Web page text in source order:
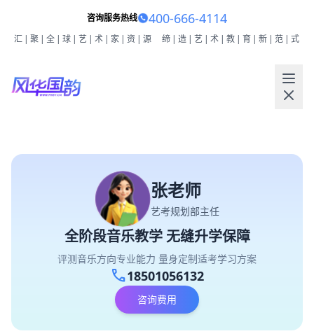
咨询服务热线 400-666-4114
汇|聚|全|球|艺|术|家|资|源 缔|造|艺|术|教|育|新|范|式
张老师
艺考规划部主任
全阶段音乐教学 无缝升学保障
评测音乐方向专业能力 量身定制适考学习方案
call18501056132
咨询费用